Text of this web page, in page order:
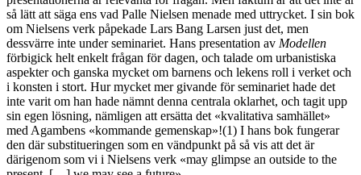
så lätt att säga ens vad Palle Nielsen menade med uttrycket. I sin bok
om Nielsens verk påpekade Lars Bang Larsen just det, men
dessvärre inte under seminariet. Hans presentation av Modellen
förbigick helt enkelt frågan för dagen, och talade om urbanistiska
aspekter och ganska mycket om barnens och lekens roll i verket och
i konsten i stort. Hur mycket mer givande för seminariet hade det
inte varit om han hade nämnt denna centrala oklarhet, och tagit upp
sin egen lösning, nämligen att ersätta det «kvalitativa samhället»
med Agambens «kommande gemenskap»!(1) I hans bok fungerar
den där substitueringen som en vändpunkt på så vis att det är
därigenom som vi i Nielsens verk «may glimpse an outside to the